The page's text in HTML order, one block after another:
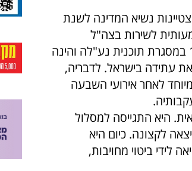
נשיא המדינה לשנת
רב"ט ט', המשרתת בחטיבת עציון, עלתה לישראל בגיל 16 במסגרת תוכנית נע"לה והינה
עתידה בישראל. לדבריה,
לאחר אירועי השבעה
היא התגייסה למסלול
לקצונה. כיום היא
ביטוי מחויבות,